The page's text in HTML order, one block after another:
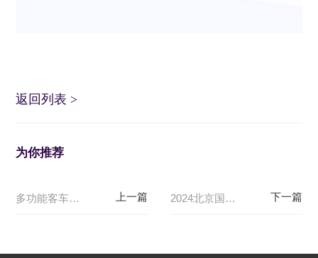
返回列表 >
为你推荐
多功能客车、越野皮卡、全新一代MPV，上汽大通MAXUS多款场景化新车2024成都车展首秀！ 2024北京国际车展今日盛大开幕